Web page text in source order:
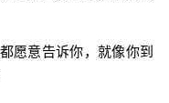
愿意告诉你，就像你到